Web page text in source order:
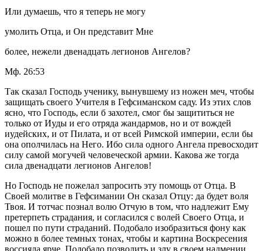
Или думаешь, что я теперь не могу
умолить Отца, и Он представит Мне
более, нежели двенадцать легионов Ангелов?
Мф. 26:53
Так сказал Господь ученику, вынувшему из ножен меч, чтобы
защищать своего Учителя в Гефсиманском саду. Из этих слов
ясно, что Господь, если б захотел, смог бы защититься не
только от Иуды и его отряда жандармов, но и от вождей
иудейских, и от Пилата, и от всей Римской империи, если бы
она ополчилась на Него. Ибо сила одного Ангела превосходит
силу самой могучей человеческой армии. Какова же тогда
сила двенадцати легионов Ангелов!
Но Господь не пожелал запросить эту помощь от Отца. В
Своей молитве в Гефсимании Он сказал Отцу: да будет воля
Твоя. И тотчас познал волю Отчую в том, что надлежит Ему
претерпеть страдания, и согласился с волей Своего Отца, и
пошел по пути страданий. Подобало изобразиться фону как
можно в более темных тонах, чтобы и картина Воскресения
воссияла ярче. Подобало позволить и злу в своем надмении